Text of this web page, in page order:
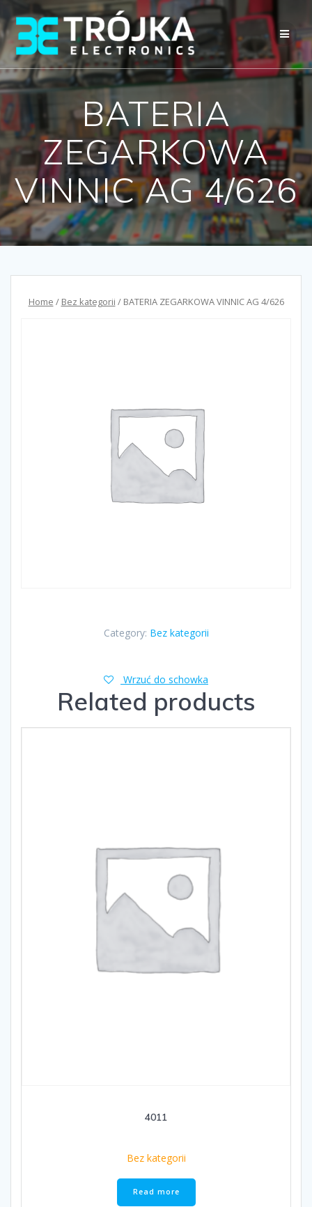
Przejdź
do
treści
BATERIA
ZEGARKOWA
VINNIC AG 4/626
Home / Bez kategorii / BATERIA ZEGARKOWA VINNIC AG 4/626
Category: Bez kategorii
Wrzuć do schowka
Related products
4011
Bez kategorii
Read more